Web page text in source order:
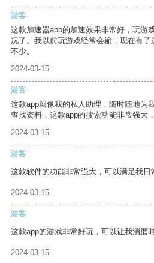
游客
这款加速器app的加速效果非常好，玩游
况了。我以前玩游戏经常会输，现在有了
不少。
2024-03-15
游客
这款app就像我的私人助理，随时随地为
查找资料，这款app的搜索功能非常强大
2024-03-15
游客
这款软件的功能非常强大，可以满足我日
2024-03-15
游客
这款app的游戏非常好玩，可以让我消磨时
2024-03-15